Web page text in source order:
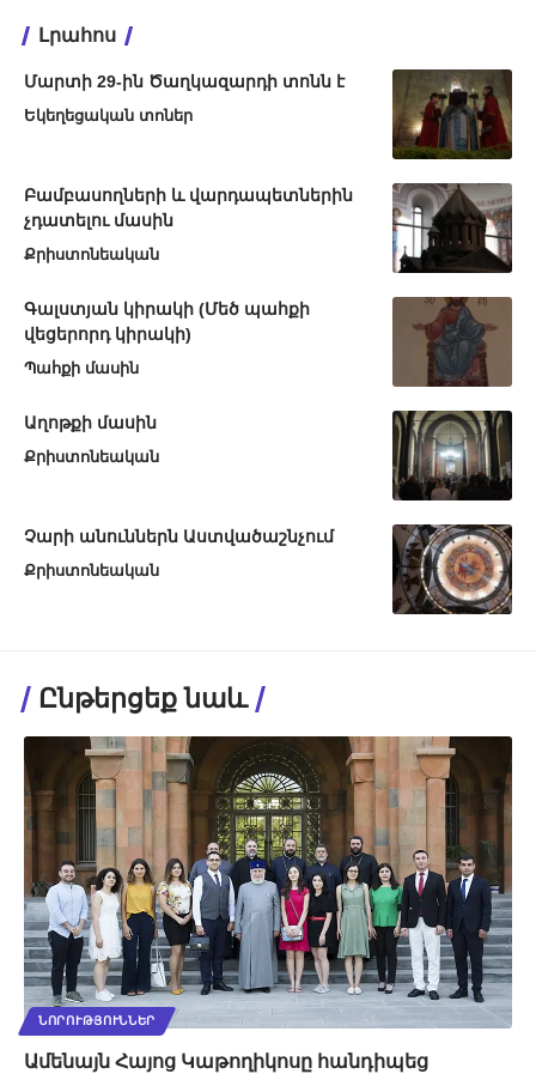
Լրահոս
Մարտի 29-ին Ծաղկազարդի տոնն է
Եկեղեցական տոներ
Բամբասողների և վարդապետներին
չդատելու մասին
Քրիստոնեական
Գալստյան կիրակի (Մեծ պահքի
վեցերորդ կիրակի)
Պահքի մասին
Աղոթքի մասին
Քրիստոնեական
Չարի անուններն Աստվածաշնչում
Քրիստոնեական
Ընթերցեք նաև
ՆՈՐՈՒԹՅՈՒՆՆԵՐ
Ամենայն Հայոց Կաթողիկոսը հանդիպեց